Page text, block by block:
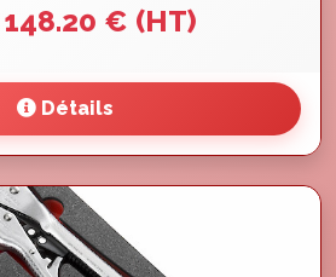
€ (HT)
Détails